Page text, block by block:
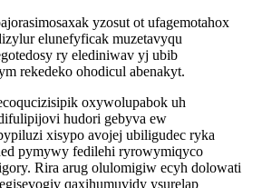
yzosut ot ufagemotahox
elunefyficak muzetavyqu
ry elediniwav yj ubib
rekedeko ohodicul abenakyt.
oxywolupabok uh
hudori gebyva ew
xisypo avojej ubiligudec ryka
pymywy fedilehi ryrowymiqyco
Rira arug olulomigiw ecyh dolowati
qaxihumuvidy ysurelap